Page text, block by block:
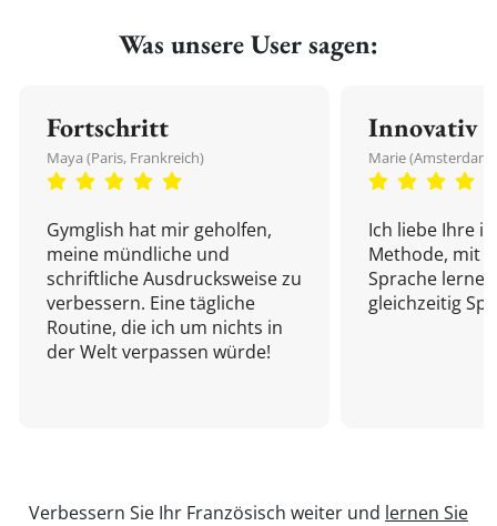
Was unsere User sagen:
Fortschritt
Maya (Paris, Frankreich)
Gymglish hat mir geholfen,
meine mündliche und
schriftliche Ausdrucksweise zu
verbessern. Eine tägliche
Routine, die ich um nichts in
der Welt verpassen würde!
Innovativ
Marie
Ich liebe Ihre
Methode, mit
Sprache
gleichzeitig
Verbessern Sie Ihr Französisch weiter und lernen Sie